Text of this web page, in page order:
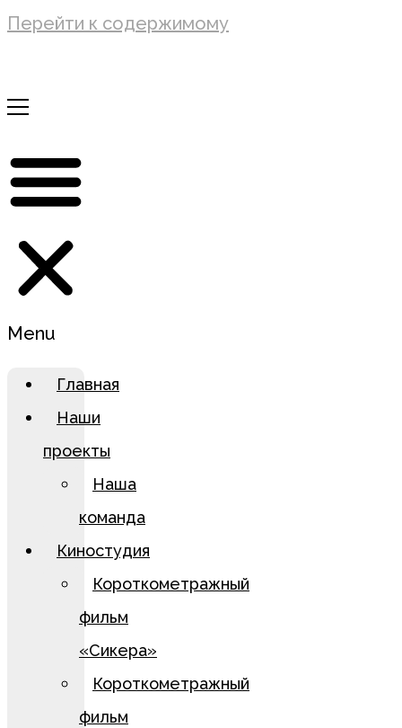
Перейти к содержимому
Menu
Главная
Наши
проекты
Наша
команда
Киностудия
Короткометражный
фильм
«Сикера»
Короткометражный
фильм